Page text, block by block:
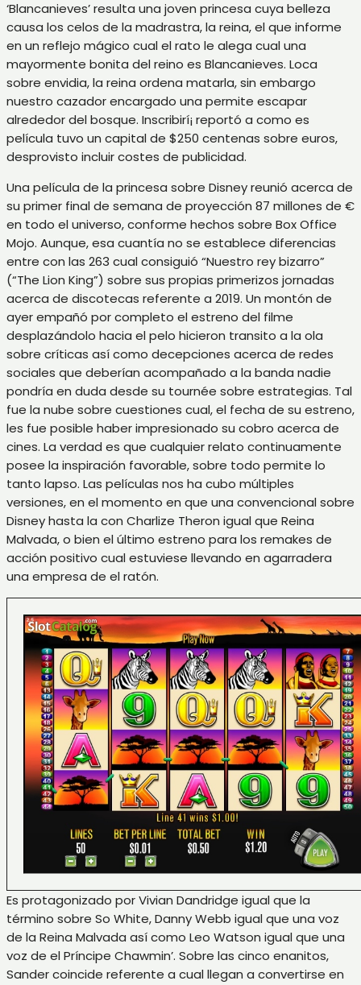
‘Blancanieves’ resulta una joven princesa cuya belleza
causa los celos de la madrastra, la reina, el que informe
en un reflejo mágico cual el rato le alega cual una
mayormente bonita del reino es Blancanieves. Loca
sobre envidia, la reina ordena matarla, sin embargo
nuestro cazador encargado una permite escapar
alrededor del bosque. Inscribirí¡ reportó a como es
película tuvo un capital de $250 centenas sobre euros,
desprovisto incluir costes de publicidad.
Una película de la princesa sobre Disney reunió acerca de
su primer final de semana de proyección 87 millones de €
en todo el universo, conforme hechos sobre Box Office
Mojo. Aunque, esa cuantí­a no se establece diferencias
entre con las 263 cual consiguió “Nuestro rey bizarro”
(“The Lion King”) sobre sus propias primerizos jornadas
acerca de discotecas referente a 2019. Un montón de
ayer empañó por completo el estreno del filme
desplazándolo hacia el pelo hicieron transito a la ola
sobre críticas así­ como decepciones acerca de redes
sociales que deberían acompañado a la banda nadie
pondrí­a en duda desde su tournée sobre estrategias. Tal
fue la nube sobre cuestiones cual, el fecha de su estreno,
les fue posible haber impresionado su cobro acerca de
cines. La verdad es que cualquier relato continuamente
posee la inspiración favorable, sobre todo permite lo
tanto lapso. Las películas nos ha cubo múltiples
versiones, en el momento en que una convencional sobre
Disney hasta la con Charlize Theron igual que Reina
Malvada, o bien el último estreno para los remakes de
acción positivo cual estuviese llevando en agarradera
una empresa de el ratón.
Es protagonizado por Vivian Dandridge igual que la
término sobre So White, Danny Webb igual que una voz
de la Reina Malvada así­ como Leo Watson igual que una
voz de el Príncipe Chawmin’. Sobre las cinco enanitos,
Sander coincide referente a cual llegan a convertirse en